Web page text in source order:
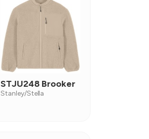
STJU248 Brooker
Stanley/Stella